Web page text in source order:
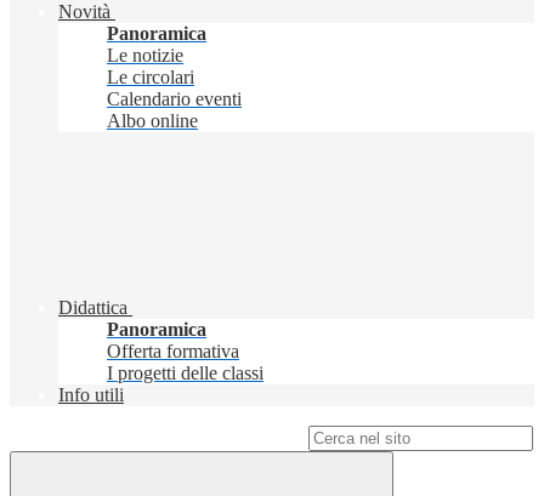
Novità
Panoramica
Le notizie
Le circolari
Calendario eventi
Albo online
Didattica
Panoramica
Offerta formativa
I progetti delle classi
Info utili